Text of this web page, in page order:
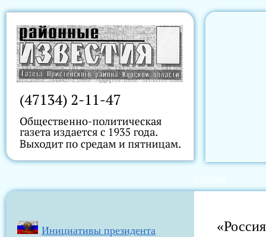
Инициативы президента